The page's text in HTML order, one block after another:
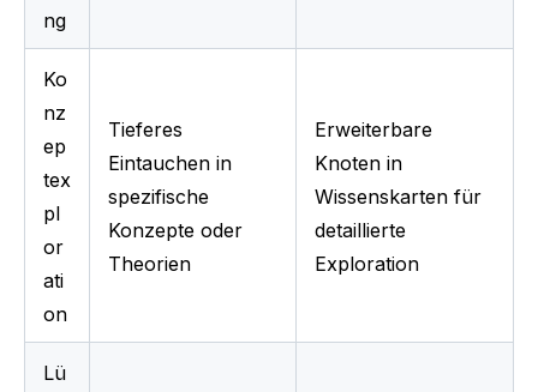
ng
Ko
nz
ep
tex
pl
or
ati
on
Tieferes
Eintauchen in
spezifische
Konzepte oder
Theorien
Erweiterbare
Knoten in
Wissenskarten für
detaillierte
Exploration
Lü